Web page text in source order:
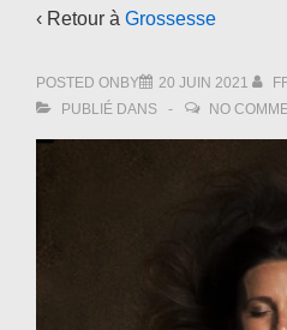
‹ Retour à Grossesse
POSTED ONBY 20 JUIN 2021
PUBLIÉ DANS
NO